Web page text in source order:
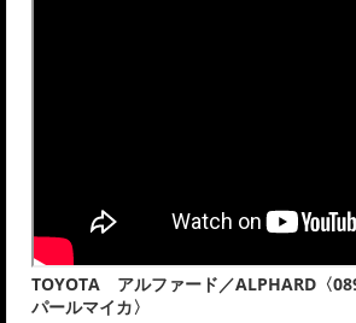
TOYOTA アルファード／ALPHARD〈
パールマイカ〉